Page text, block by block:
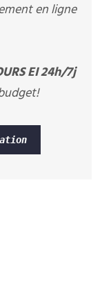
en ligne
EI 24h/7j